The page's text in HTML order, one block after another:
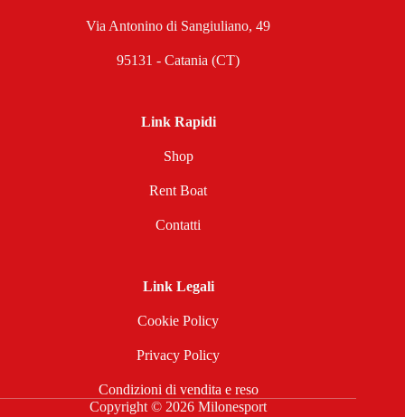
Via Antonino di Sangiuliano, 49
95131 - Catania (CT)
Link Rapidi
Shop
Rent Boat
Contatti
Link Legali
Cookie Policy
Privacy Policy
Condizioni di vendita e reso
Copyright © 2026 Milonesport